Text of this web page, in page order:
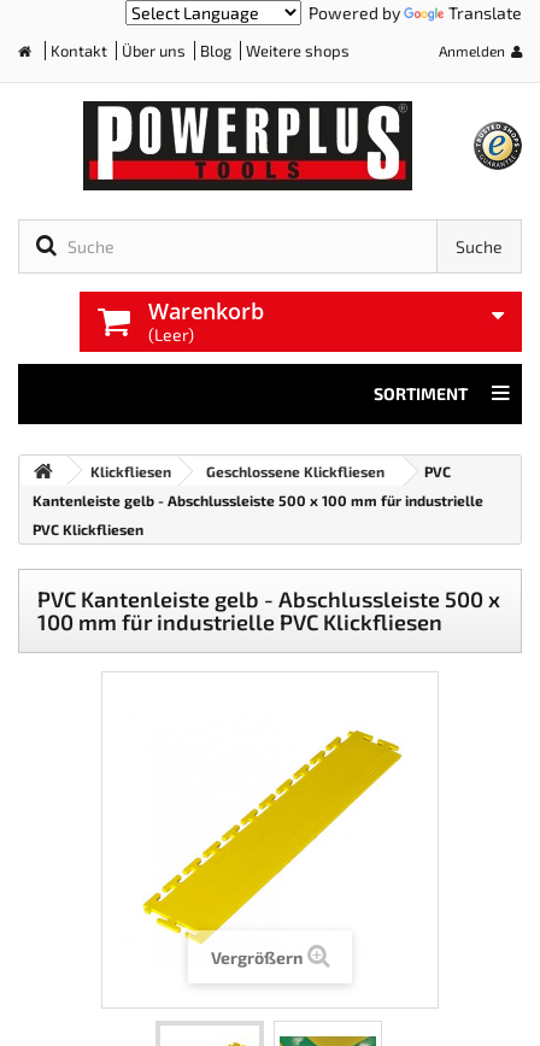
Powered by Translate
Kontakt Über uns Blog Weitere shops Anmelden
Suche
Warenkorb
(Leer)
SORTIMENT
Klickfliesen Geschlossene Klickfliesen
PVC
Kantenleiste gelb - Abschlussleiste 500 x 100 mm für industrielle
PVC Klickfliesen
PVC Kantenleiste gelb - Abschlussleiste 500 x
100 mm für industrielle PVC Klickfliesen
Vergrößern